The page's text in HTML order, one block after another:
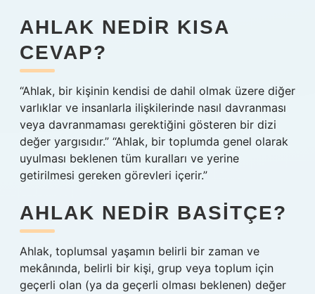
AHLAK NEDIR KISA
CEVAP?
“Ahlak, bir kişinin kendisi de dahil olmak üzere diğer
varlıklar ve insanlarla ilişkilerinde nasıl davranması
veya davranmaması gerektiğini gösteren bir dizi
değer yargısıdır.” “Ahlak, bir toplumda genel olarak
uyulması beklenen tüm kuralları ve yerine
getirilmesi gereken görevleri içerir.”
AHLAK NEDIR BASITÇE?
Ahlak, toplumsal yaşamın belirli bir zaman ve
mekânında, belirli bir kişi, grup veya toplum için
geçerli olan (ya da geçerli olması beklenen) değer